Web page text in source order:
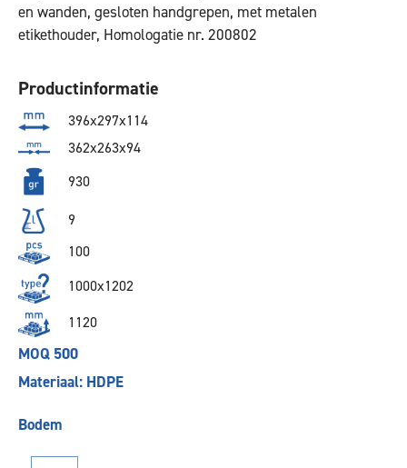
en wanden, gesloten handgrepen, met metalen
etikethouder, Homologatie nr. 200802
Productinformatie
396x297x114
362x263x94
930
9
100
1000x1202
1120
MOQ 500
Materiaal: HDPE
Bodem